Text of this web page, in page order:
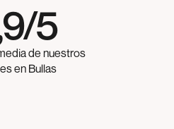
5
de nuestros
en Bullas